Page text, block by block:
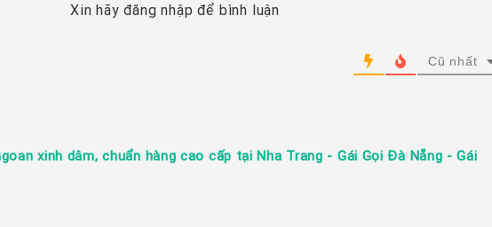
Xin hãy đăng nhập để bình luận
Cũ nhất
xinh dâm, chuẩn hàng cao cấp tại Nha Trang - Gái Gọi Đà Nẵng - Gái